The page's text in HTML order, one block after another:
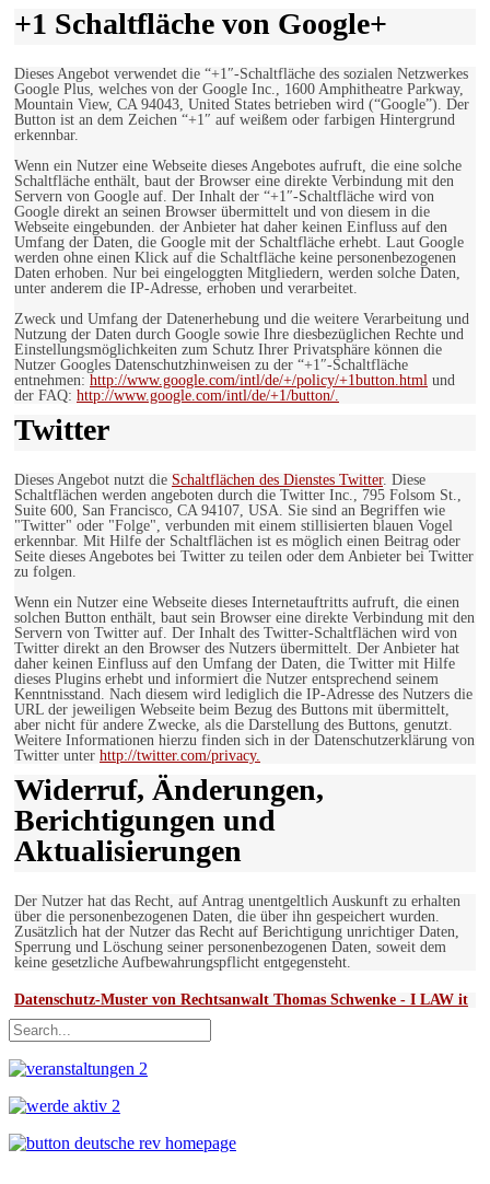
+1 Schaltfläche von Google+
Dieses Angebot verwendet die “+1″-Schaltfläche des sozialen Netzwerkes
Google Plus, welches von der Google Inc., 1600 Amphitheatre Parkway,
Mountain View, CA 94043, United States betrieben wird (“Google”). Der
Button ist an dem Zeichen “+1″ auf weißem oder farbigen Hintergrund
erkennbar.
Wenn ein Nutzer eine Webseite dieses Angebotes aufruft, die eine solche
Schaltfläche enthält, baut der Browser eine direkte Verbindung mit den
Servern von Google auf. Der Inhalt der “+1″-Schaltfläche wird von
Google direkt an seinen Browser übermittelt und von diesem in die
Webseite eingebunden. der Anbieter hat daher keinen Einfluss auf den
Umfang der Daten, die Google mit der Schaltfläche erhebt. Laut Google
werden ohne einen Klick auf die Schaltfläche keine personenbezogenen
Daten erhoben. Nur bei eingeloggten Mitgliedern, werden solche Daten,
unter anderem die IP-Adresse, erhoben und verarbeitet.
Zweck und Umfang der Datenerhebung und die weitere Verarbeitung und
Nutzung der Daten durch Google sowie Ihre diesbezüglichen Rechte und
Einstellungsmöglichkeiten zum Schutz Ihrer Privatsphäre können die
Nutzer Googles Datenschutzhinweisen zu der “+1″-Schaltfläche
entnehmen: http://www.google.com/intl/de/+/policy/+1button.html und
der FAQ: http://www.google.com/intl/de/+1/button/.
Twitter
Dieses Angebot nutzt die Schaltflächen des Dienstes Twitter. Diese
Schaltflächen werden angeboten durch die Twitter Inc., 795 Folsom St.,
Suite 600, San Francisco, CA 94107, USA. Sie sind an Begriffen wie
"Twitter" oder "Folge", verbunden mit einem stillisierten blauen Vogel
erkennbar. Mit Hilfe der Schaltflächen ist es möglich einen Beitrag oder
Seite dieses Angebotes bei Twitter zu teilen oder dem Anbieter bei Twitter
zu folgen.
Wenn ein Nutzer eine Webseite dieses Internetauftritts aufruft, die einen
solchen Button enthält, baut sein Browser eine direkte Verbindung mit den
Servern von Twitter auf. Der Inhalt des Twitter-Schaltflächen wird von
Twitter direkt an den Browser des Nutzers übermittelt. Der Anbieter hat
daher keinen Einfluss auf den Umfang der Daten, die Twitter mit Hilfe
dieses Plugins erhebt und informiert die Nutzer entsprechend seinem
Kenntnisstand. Nach diesem wird lediglich die IP-Adresse des Nutzers die
URL der jeweiligen Webseite beim Bezug des Buttons mit übermittelt,
aber nicht für andere Zwecke, als die Darstellung des Buttons, genutzt.
Weitere Informationen hierzu finden sich in der Datenschutzerklärung von
Twitter unter http://twitter.com/privacy.
Widerruf, Änderungen,
Berichtigungen und
Aktualisierungen
Der Nutzer hat das Recht, auf Antrag unentgeltlich Auskunft zu erhalten
über die personenbezogenen Daten, die über ihn gespeichert wurden.
Zusätzlich hat der Nutzer das Recht auf Berichtigung unrichtiger Daten,
Sperrung und Löschung seiner personenbezogenen Daten, soweit dem
keine gesetzliche Aufbewahrungspflicht entgegensteht.
Datenschutz-Muster von Rechtsanwalt Thomas Schwenke - I LAW it